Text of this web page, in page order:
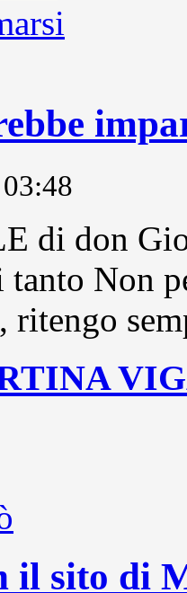
di don
tanto Non
ritengo
il sito di